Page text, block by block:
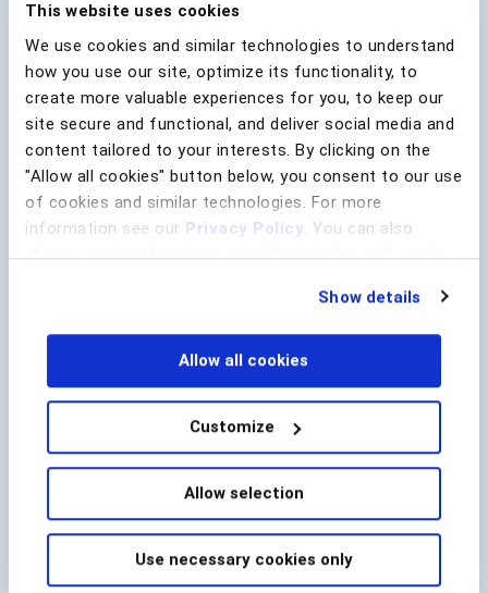
This website uses cookies
We use cookies and similar technologies to understand
how you use our site, optimize its functionality, to
create more valuable experiences for you, to keep our
site secure and functional, and deliver social media and
content tailored to your interests. By clicking on the
"Allow all cookies" button below, you consent to our use
of cookies and similar technologies. For more
information see our Privacy Policy. You can also
change your preferences regarding cookies and similar
Show details
Allow all cookies
Customize
Allow selection
Use necessary cookies only
changer de stratégie :
pays du continent imposent désormais aux
institutions financières le remboursement des
victimes de fraudes, celles-ci renforcent leur
sécurité numérique, compliquant ainsi la prise
de contrôle de comptes par des individus
malveillants. En réaction, nous assistons à une
explosion des escroqueries par ingénierie
sociale sur tout le continent.
Téléchargez notre rapport dès maintenant, et
connaissances de BioCatch sur l’évolution continue
English
Español